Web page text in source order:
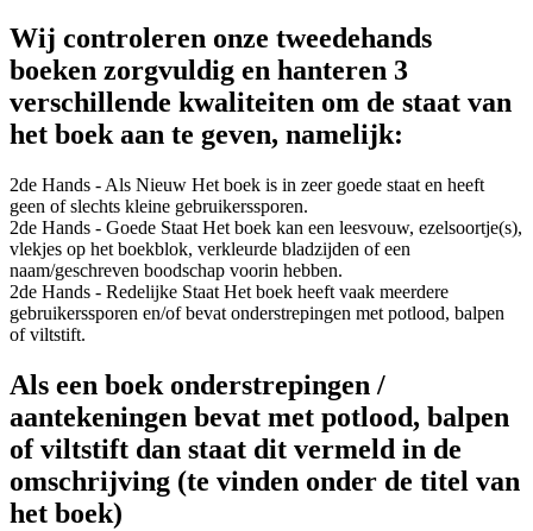
Wij controleren onze tweedehands
boeken zorgvuldig en hanteren 3
verschillende kwaliteiten om de staat van
het boek aan te geven, namelijk:
2de Hands - Als Nieuw Het boek is in zeer goede staat en heeft
geen of slechts kleine gebruikerssporen.
2de Hands - Goede Staat Het boek kan een leesvouw, ezelsoortje(s),
vlekjes op het boekblok, verkleurde bladzijden of een
naam/geschreven boodschap voorin hebben.
2de Hands - Redelijke Staat Het boek heeft vaak meerdere
gebruikerssporen en/of bevat onderstrepingen met potlood, balpen
of viltstift.
Als een boek onderstrepingen /
aantekeningen bevat met potlood, balpen
of viltstift dan staat dit vermeld in de
omschrijving (te vinden onder de titel van
het boek)